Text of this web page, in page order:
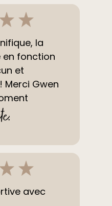
la
fonction
et
Merci Gwen
.
avec